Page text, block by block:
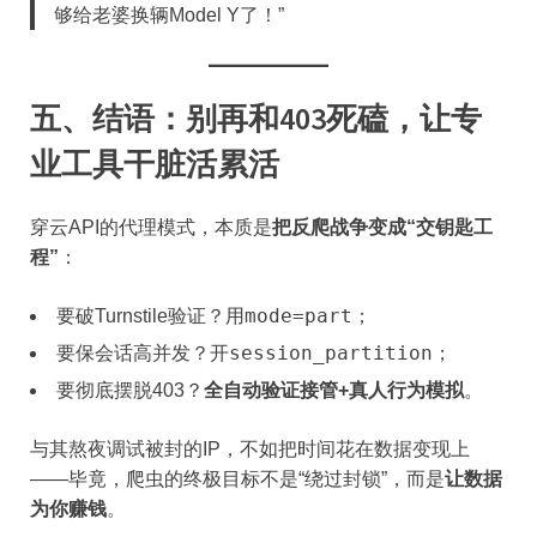
够给老婆换辆Model Y了！”
五、结语：别再和403死磕，让专
业工具干脏活累活
穿云API的代理模式，本质是​​把反爬战争变成“交钥匙工
程”​ ​：
要破Turnstile验证？用mode=part ；
要保会话高并发？开session_partition ；
要彻底摆脱403？​ ​全自动验证接管+真人行为模拟​​。
与其熬夜调试被封的IP，不如把时间花在数据变现上
——毕竟，爬虫的终极目标不是“绕过封锁”，而是​​让数据
为你赚钱​​。